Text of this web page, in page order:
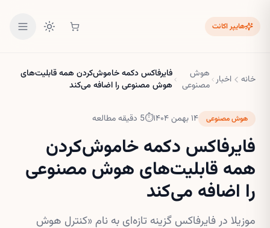
هایپر اکانت
خانه اخبار هوش
مصنوعی
فایرفاکس دکمه خاموش‌کردن همه قابلیت‌های
هوش مصنوعی را اضافه می‌کند
هوش مصنوعی ۱۴ بهمن ۱۴۰۴ ⏱
5 دقیقه مطالعه
فایرفاکس دکمه خاموش‌کردن
همه قابلیت‌های هوش مصنوعی
را اضافه می‌کند
موزیلا در فایرفاکس گزینه تازه‌ای به نام «کنترل هوش